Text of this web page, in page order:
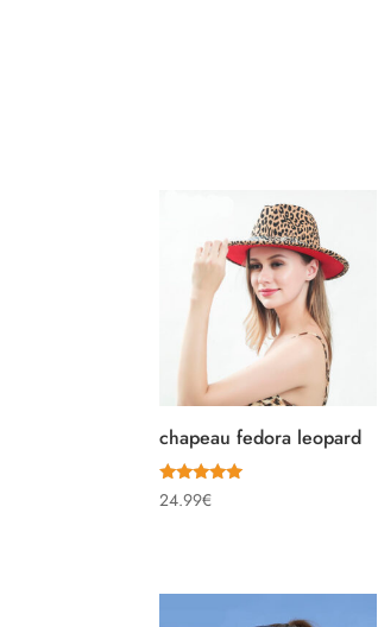
chapeau fedora leopard
Note
5.00
24.99€